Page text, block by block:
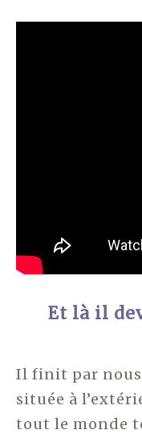
Et là il
Il finit par nous
située à
tout le monde